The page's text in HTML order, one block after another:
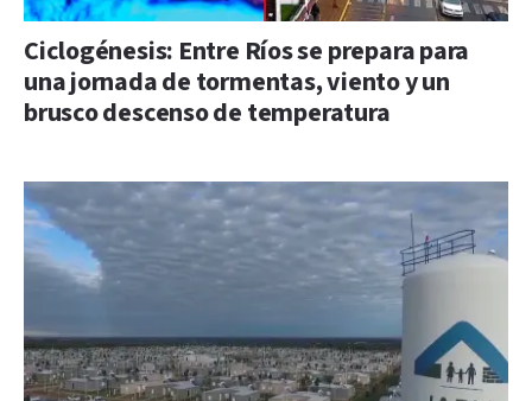
Ciclogénesis: Entre Ríos se prepara para
una jornada de tormentas, viento y un
brusco descenso de temperatura